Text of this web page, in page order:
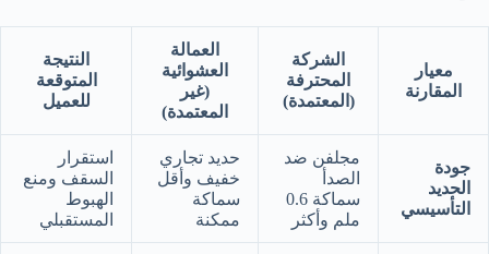
معيار
المقارنة
الشركة
المحترفة
(المعتمدة)
العمالة
العشوائية
(غير
المعتمدة)
النتيجة
المتوقعة
للعميل
جودة
الحديد
التأسيسي
مجلفن ضد
الصدأ
سماكة 0.6
ملم وأكثر
حديد تجاري
خفيف وأقل
سماكة
ممكنة
استقرار
السقف ومنع
الهبوط
المستقبلي